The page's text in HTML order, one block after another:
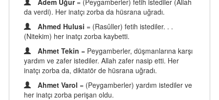
Adem Uğur = (Peygamberler) fetih istediler (Allah
da verdi). Her inatçı zorba da hüsrana uğradı.
Ahmed Hulusi = (Rasûller) fetih istediler. . .
(Nitekim) her inatçı zorba kaybetti.
Ahmet Tekin = Peygamberler, düşmanlarına karşı
yardım ve zafer istediler. Allah zafer nasip etti. Her
inatçı zorba da, diktatör de hüsrana uğradı.
Ahmet Varol = (Peygamberler) yardım istediler ve
her inatçı zorba perişan oldu.